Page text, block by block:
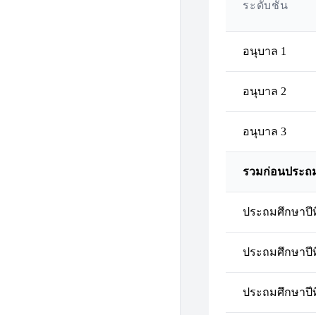
ระดับชั้น
อนุบาล 1
อนุบาล 2
อนุบาล 3
รวมก่อนประถ
ประถมศึกษาปี
ประถมศึกษาปี
ประถมศึกษาปี